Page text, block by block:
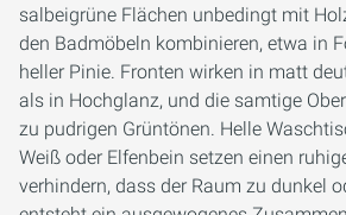
salbeigrüne Flächen unbedingt mit
den Badmöbeln kombinieren, etwa in
heller Pinie. Fronten wirken in matt
als in Hochglanz, und die samtige
zu pudrigen Grüntönen. Helle
Weiß oder Elfenbein setzen einen
verhindern, dass der Raum zu dunkel